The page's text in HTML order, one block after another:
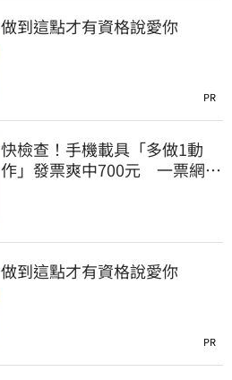
做到這點才有資格說愛你
PR
快檢查！手機載具「多做1動
作」發票爽中700元 一票網照
做到這點才有資格說愛你
PR